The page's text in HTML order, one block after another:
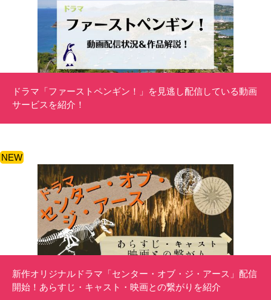
ドラマ「ファーストペンギン！」を見逃し配信している動画
サービスを紹介！
NEW
新作オリジナルドラマ「センター・オブ・ジ・アース」配信
開始！あらすじ・キャスト・映画との繋がりを紹介